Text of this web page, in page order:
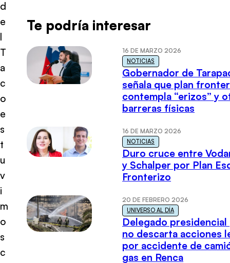
d
e
l
T
a
c
o
e
s
t
u
v
i
m
o
s
c
Te podría interesar
16 DE MARZO 2026
NOTICIAS
Gobernador de
señala que plan
contempla “erizos” y
barreras físicas
16 DE MARZO 2026
NOTICIAS
Duro cruce entre
y Schalper por Plan
Fronterizo
20 DE FEBRERO 2026
UNIVERSO AL DÍA
Delegado presidencial
no descarta acciones
por accidente de
gas en Renca